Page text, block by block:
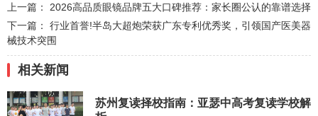
上一篇： 2026高品质眼镜品牌五大口碑推荐：家长圈公认的靠谱选择
下一篇： 行业首誉!半岛大超炮荣获广东专利优秀奖，引领国产医美器
械技术突围
相关新闻
苏州复读择校指南：亚瑟中高考复读学校解